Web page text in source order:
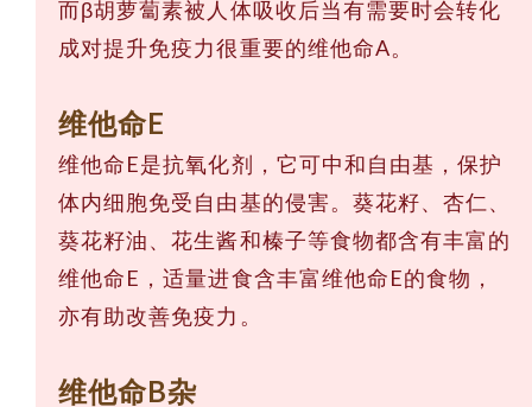
而β胡萝蔔素被人体吸收后当有需要时会转化
成对提升免疫力很重要的维他命A。
维他命E
维他命E是抗氧化剂，它可中和自由基，保护
体内细胞免受自由基的侵害。葵花籽、杏仁、
葵花籽油、花生酱和榛子等食物都含有丰富的
维他命E，适量进食含丰富维他命E的食物，
亦有助改善免疫力。
维他命B杂